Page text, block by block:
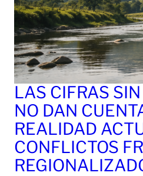
LAS CIFRAS
NO DAN
REALIDAD
CONFLICTOS